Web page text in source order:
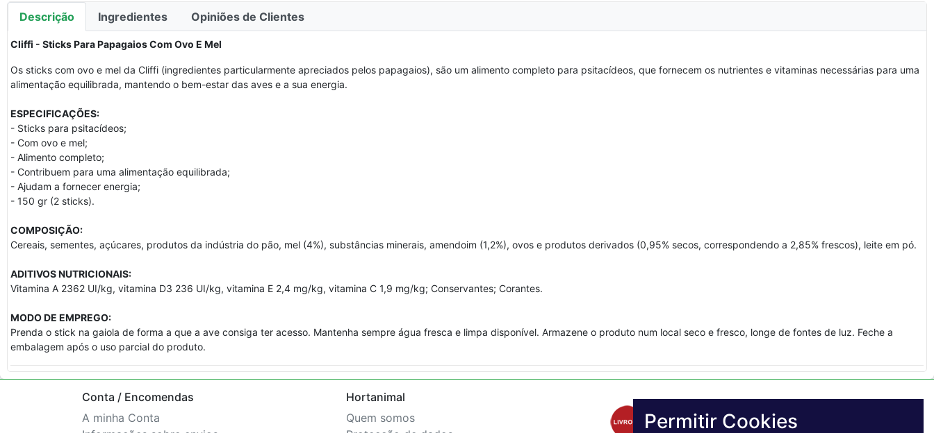
Descrição Ingredientes Opiniões de Clientes
Cliffi - Sticks Para Papagaios Com Ovo E Mel
Os sticks com ovo e mel da Cliffi (ingredientes particularmente apreciados pelos papagaios), são um alimento completo para psitacídeos, que fornecem os nutrientes e vitaminas necessárias para uma
alimentação equilibrada, mantendo o bem-estar das aves e a sua energia.
ESPECIFICAÇÕES:
- Sticks para psitacídeos;
- Com ovo e mel;
- Alimento completo;
- Contribuem para uma alimentação equilibrada;
- Ajudam a fornecer energia;
- 150 gr (2 sticks).
COMPOSIÇÃO:
Cereais, sementes, açúcares, produtos da indústria do pão, mel (4%), substâncias minerais, amendoim (1,2%), ovos e produtos derivados (0,95% secos, correspondendo a 2,85% frescos), leite em pó.
ADITIVOS NUTRICIONAIS:
Vitamina A 2362 UI/kg, vitamina D3 236 UI/kg, vitamina E 2,4 mg/kg, vitamina C 1,9 mg/kg; Conservantes; Corantes.
MODO DE EMPREGO:
Prenda o stick na gaiola de forma a que a ave consiga ter acesso. Mantenha sempre água fresca e limpa disponível. Armazene o produto num local seco e fresco, longe de fontes de luz. Feche a
embalagem após o uso parcial do produto.
Conta / Encomendas
A minha Conta
Hortanimal
Quem somos
Permitir Cookies